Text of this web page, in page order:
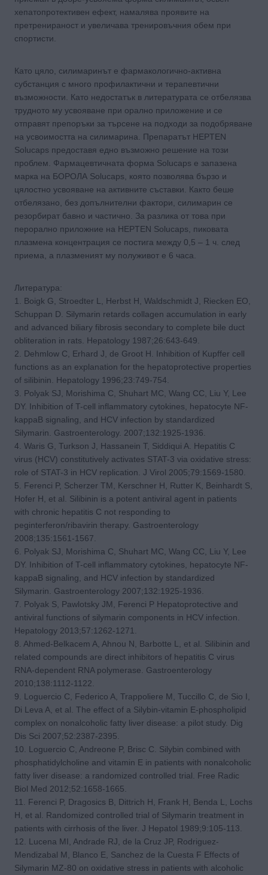
хепатопротективен ефект, намалява проявите на
претренираност и увеличава тренировъчния обем при
спортисти.
Като цяло, силимаринът е фармакологично-активна
субстанция с много профилактични и терапевтични
възможности. Като недостатък в литературата се отбелязва
трудното му усвояване при орално приложение и се
отправят препоръки за търсене на подходи за подобряване
на усвоимостта на силимарина. Препаратът HEPTEN
Solucaps предоставя едно възможно решение на този
проблем. Фармацевтичната форма Solucaps е запазена
марка на БОРОЛА Solucaps, която позволява бързо и
цялостно усвояване на активните съставки. Както беше
отбелязано, без допълнителни фактори, силимарин се
резорбират бавно и частично. За разлика от това при
перорално приложние на HEPTEN Solucaps, пиковата
плазмена концентрация се постига между 0,5 – 1 ч. след
приема, а плазменият му полуживот е 6 часа.
Литература:
1. Boigk G, Stroedter L, Herbst H, Waldschmidt J, Riecken EO,
Schuppan D. Silymarin retards collagen accumulation in early
and advanced biliary fibrosis secondary to complete bile duct
obliteration in rats. Hepatology 1987;26:643-649.
2. Dehmlow C, Erhard J, de Groot H. Inhibition of Kupffer cell
functions as an explanation for the hepatoprotective properties
of silibinin. Hepatology 1996;23:749-754.
3. Polyak SJ, Morishima C, Shuhart MC, Wang CC, Liu Y, Lee
DY. Inhibition of T-cell inflammatory cytokines, hepatocyte NF-
kappaB signaling, and HCV infection by standardized
Silymarin. Gastroenterology. 2007;132:1925-1936.
4. Waris G, Turkson J, Hassanein T, Siddiqui A. Hepatitis C
virus (HCV) constitutively activates STAT-3 via oxidative stress:
role of STAT-3 in HCV replication. J Virol 2005;79:1569-1580.
5. Ferenci P, Scherzer TM, Kerschner H, Rutter K, Beinhardt S,
Hofer H, et al. Silibinin is a potent antiviral agent in patients
with chronic hepatitis C not responding to
peginterferon/ribavirin therapy. Gastroenterology
2008;135:1561-1567.
6. Polyak SJ, Morishima C, Shuhart MC, Wang CC, Liu Y, Lee
DY. Inhibition of T-cell inflammatory cytokines, hepatocyte NF-
kappaB signaling, and HCV infection by standardized
Silymarin. Gastroenterology 2007;132:1925-1936.
7. Polyak S, Pawlotsky JM, Ferenci P Hepatoprotective and
antiviral functions of silymarin components in HCV infection.
Hepatology 2013;57:1262-1271.
8. Ahmed-Belkacem A, Ahnou N, Barbotte L, et al. Silibinin and
related compounds are direct inhibitors of hepatitis C virus
RNA-dependent RNA polymerase. Gastroenterology
2010;138:1112-1122.
9. Loguercio C, Federico A, Trappoliere M, Tuccillo C, de Sio I,
Di Leva A, et al. The effect of a Silybin-vitamin E-phospholipid
complex on nonalcoholic fatty liver disease: a pilot study. Dig
Dis Sci 2007;52:2387-2395.
10. Loguercio C, Andreone P, Brisc C. Silybin combined with
phosphatidylcholine and vitamin E in patients with nonalcoholic
fatty liver disease: a randomized controlled trial. Free Radic
Biol Med 2012;52:1658-1665.
11. Ferenci P, Dragosics B, Dittrich H, Frank H, Benda L, Lochs
H, et al. Randomized controlled trial of Silymarin treatment in
patients with cirrhosis of the liver. J Hepatol 1989;9:105-113.
12. Lucena MI, Andrade RJ, de la Cruz JP, Rodriguez-
Mendizabal M, Blanco E, Sanchez de la Cuesta F Effects of
Silymarin MZ-80 on oxidative stress in patients with alcoholic